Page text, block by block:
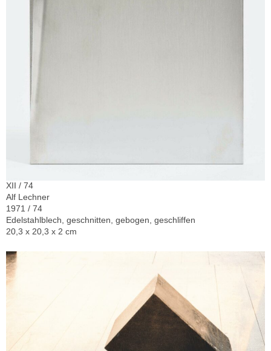
XII / 74
Alf Lechner
1971 / 74
Edelstahlblech, geschnitten, gebogen, geschliffen
20,3 x 20,3 x 2 cm